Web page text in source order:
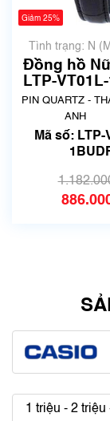
Giảm 25%
Tình trạng: N
chưa qua sử
Đồng hồ
LTP-
PIN QUARTZ -
ANH
Mã số: LTP-
1 triệu - 2 triệu